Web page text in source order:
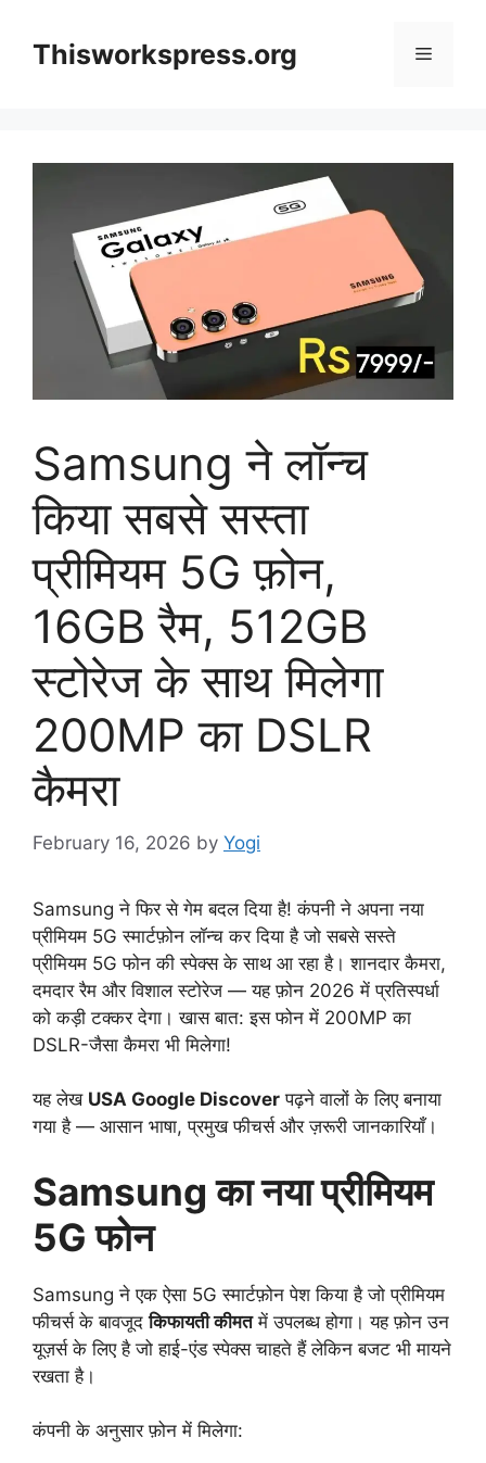
contentThisworkspress.org Menu
Samsung ने लॉन्च
किया सबसे सस्ता
प्रीमियम 5G फ़ोन,
16GB रैम, 512GB
स्टोरेज के साथ मिलेगा
200MP का DSLR
कैमरा
February 16, 2026 by Yogi
Samsung ने फिर से गेम बदल दिया है! कंपनी ने अपना नया
प्रीमियम 5G स्मार्टफ़ोन लॉन्च कर दिया है जो सबसे सस्ते
प्रीमियम 5G फोन की स्पेक्स के साथ आ रहा है। शानदार कैमरा,
दमदार रैम और विशाल स्टोरेज — यह फ़ोन 2026 में प्रतिस्पर्धा
को कड़ी टक्कर देगा। खास बात: इस फोन में 200MP का
DSLR-जैसा कैमरा भी मिलेगा!
यह लेख USA Google Discover पढ़ने वालों के लिए बनाया
गया है — आसान भाषा, प्रमुख फीचर्स और ज़रूरी जानकारियाँ।
Samsung का नया प्रीमियम
5G फोन
Samsung ने एक ऐसा 5G स्मार्टफ़ोन पेश किया है जो प्रीमियम
फीचर्स के बावजूदकिफायती कीमतमें उपलब्ध होगा। यह फ़ोन उन
यूज़र्स के लिए है जो हाई-एंड स्पेक्स चाहते हैं लेकिन बजट भी मायने
रखता है।
कंपनी के अनुसार फ़ोन में मिलेगा: